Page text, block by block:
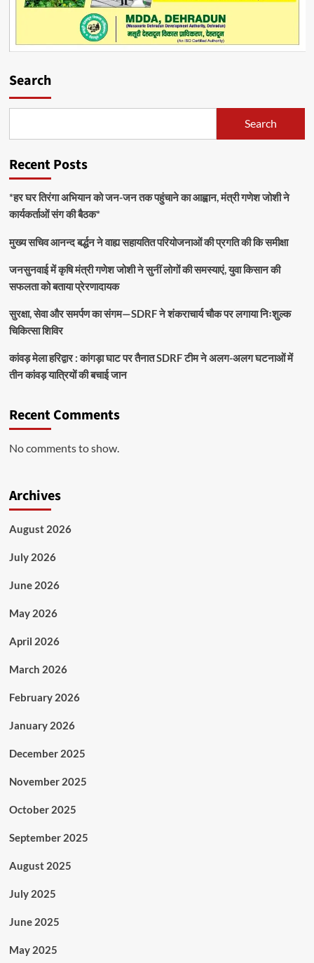
Search
Search
Recent Posts
*हर घर तिरंगा अभियान को जन-जन तक पहुंचाने का आह्वान, मंत्री गणेश जोशी ने
कार्यकर्ताओं संग की बैठक*
मुख्य सचिव आनन्द बर्द्धन ने वाह्य सहायतित परियोजनाओं की प्रगति की कि समीक्षा
जनसुनवाई में कृषि मंत्री गणेश जोशी ने सुनीं लोगों की समस्याएं, युवा किसान की
सफलता को बताया प्रेरणादायक
सुरक्षा, सेवा और समर्पण का संगम—SDRF ने शंकराचार्य चौक पर लगाया निःशुल्क
चिकित्सा शिविर
कांवड़ मेला हरिद्वार : कांगड़ा घाट पर तैनात SDRF टीम ने अलग-अलग घटनाओं में
तीन कांवड़ यात्रियों की बचाई जान
Recent Comments
No comments to show.
Archives
August 2026
July 2026
June 2026
May 2026
April 2026
March 2026
February 2026
January 2026
December 2025
November 2025
October 2025
September 2025
August 2025
July 2025
June 2025
May 2025